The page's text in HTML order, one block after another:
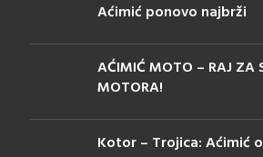
Aćimić ponovo najbrži
AĆIMIĆ MOTO – RAJ ZA
MOTORA!
Kotor – Trojica: Aćimić